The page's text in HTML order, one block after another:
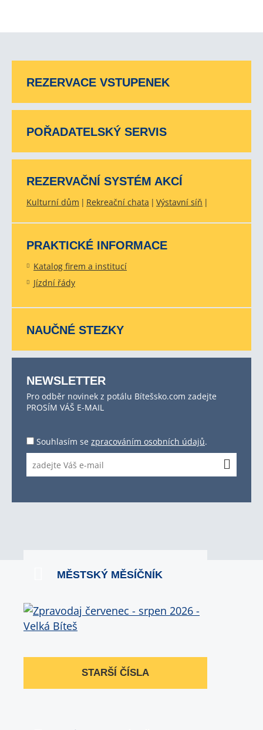
REZERVACE VSTUPENEK
POŘADATELSKÝ SERVIS
REZERVAČNÍ SYSTÉM AKCÍ
Kulturní dům Rekreační chata Výstavní síň
PRAKTICKÉ INFORMACE
Katalog firem a institucí
Jízdní řády
NAUČNÉ STEZKY
NEWSLETTER
Pro odběr novinek z potálu Bítešsko.com zadejte
PROSÍM VÁŠ E-MAIL
Souhlasím se zpracováním osobních údajů.
MĚSTSKÝ MĚSÍČNÍK
STARŠÍ ČÍSLA